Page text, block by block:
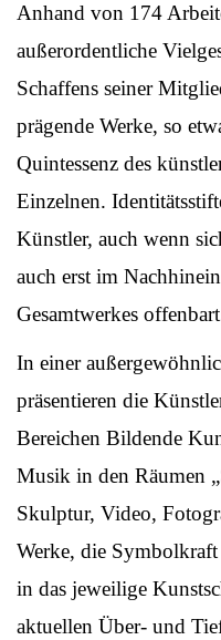
Anhand von 174
außerordentliche
Schaffens seiner
prägende Werke, so
Quintessenz des
Einzelnen.
Künstler, auch wenn
auch erst im
Gesamtwerkes
In einer
präsentieren die
Bereichen Bildende
Musik in den Räumen
Skulptur, Video,
Werke, die
in das jeweilige
aktuellen Über- und